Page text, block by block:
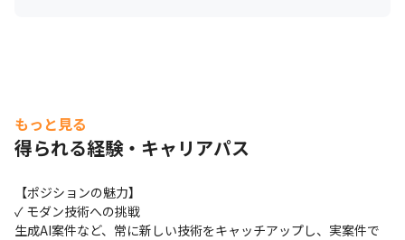
■入社直後のプロジェクト参画イメージ
・まずはこれまでの経験に応じたフェーズを担当していた
だきます。
・初月はPCセットアップ・環境構築から始まり、 業務把
握のためのインプット・ドキュメント読み込み・弊社社員
との会話、上記と並行しながら、徐々に業務にも入ってい
もっと見る
得られる経験・キャリアパス
【ポジションの魅力】
✓ モダン技術への挑戦
生成AI案件など、常に新しい技術をキャッチアップし、実案件で